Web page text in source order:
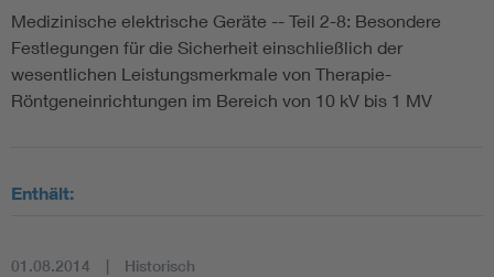
Medizinische elektrische Geräte -- Teil 2-8: Besondere
Festlegungen für die Sicherheit einschließlich der
wesentlichen Leistungsmerkmale von Therapie-
Röntgeneinrichtungen im Bereich von 10 kV bis 1 MV
Enthält:
01.08.2014 Historisch